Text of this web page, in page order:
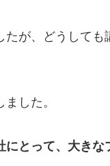
が、どうしても
した。
にとって、大きな